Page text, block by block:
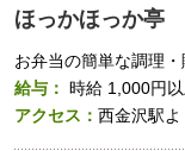
ほっかほっか亭
お弁当の簡単な調理
給与： 時給 1,000円
アクセス： 西金沢駅